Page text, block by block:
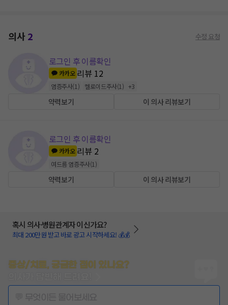
의사2 수정 요청
로그인 후 이름확인
카카오 리뷰 12
염증주사(1 ) 켈로이드주사(1 ) +3
약력보기 이 의사 리뷰보기
로그인 후 이름확인
카카오 리뷰 2
여드름 염증주사(1 )
약력보기 이 의사 리뷰보기
혹시 의사·병원관계자 이신가요?
최대 200만원 받고 바로 광고 시작하세요! 💰💰
증상/치료, 궁금한 점이 있나요?